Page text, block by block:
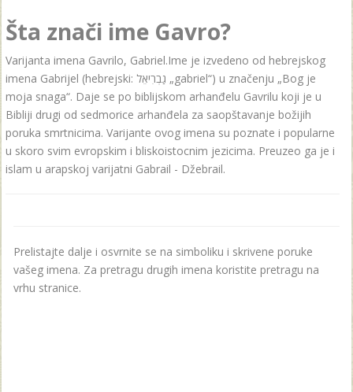
Šta znači ime Gavro?
Varijanta imena Gаvrilo, Gabriel.Ime je izvedeno od hebrejskog
imena Gabrijel (hebrejski: גַבְרִיאֵל „gabriel“) u značenju „Bog je
moja snaga“. Daje se po biblijskom arhanđelu Gavrilu koji je u
Bibliji drugi od sedmorice arhanđela za saopštavanje božijih
poruka smrtnicima. Varijante ovog imena su poznate i popularne
u skoro svim evropskim i bliskoistocnim jezicima. Preuzeo ga je i
islam u arapskoj varijatni Gabrail - Džebrail.
Prelistajte dalje i osvrnite se na simboliku i skrivene poruke
vašeg imena. Za pretragu drugih imena koristite pretragu na
vrhu stranice.